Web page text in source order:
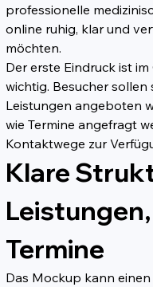
professionelle
online ruhig, klar und
möchten.
Der erste Eindruck ist
wichtig. Besucher
Leistungen angeboten
wie Termine angefragt
Kontaktwege zur
Klare
Termine
Das Mockup kann